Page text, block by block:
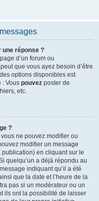
une réponse ?
d’un forum ou
que vous ayez besoin d’être
options disponibles est
: Vous pouvez poster de
etc.
?
ne pouvez modifier ou
modifier un message
en cliquant sur le
quelqu’un a déjà répondu au
indiquant qu’il a été
que la date et l’heure de la
pas si un modérateur ou un
ils ont la possibilité de laisser